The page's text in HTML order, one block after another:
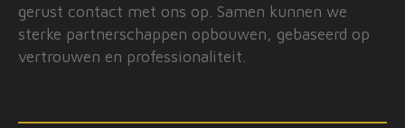
gerust contact met ons op. Samen kunnen we
sterke partnerschappen opbouwen, gebaseerd op
vertrouwen en professionaliteit.